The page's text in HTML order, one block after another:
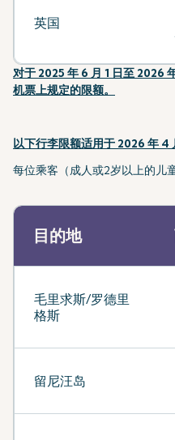
英国
对于 2025 年 6 月 1 日至 2026
机票上规定的限额。
以下行李限额适用于 2026 年 4
每位乘客（成人或2岁以上的儿
目的地
毛里求斯/罗德里
格斯
留尼汪岛